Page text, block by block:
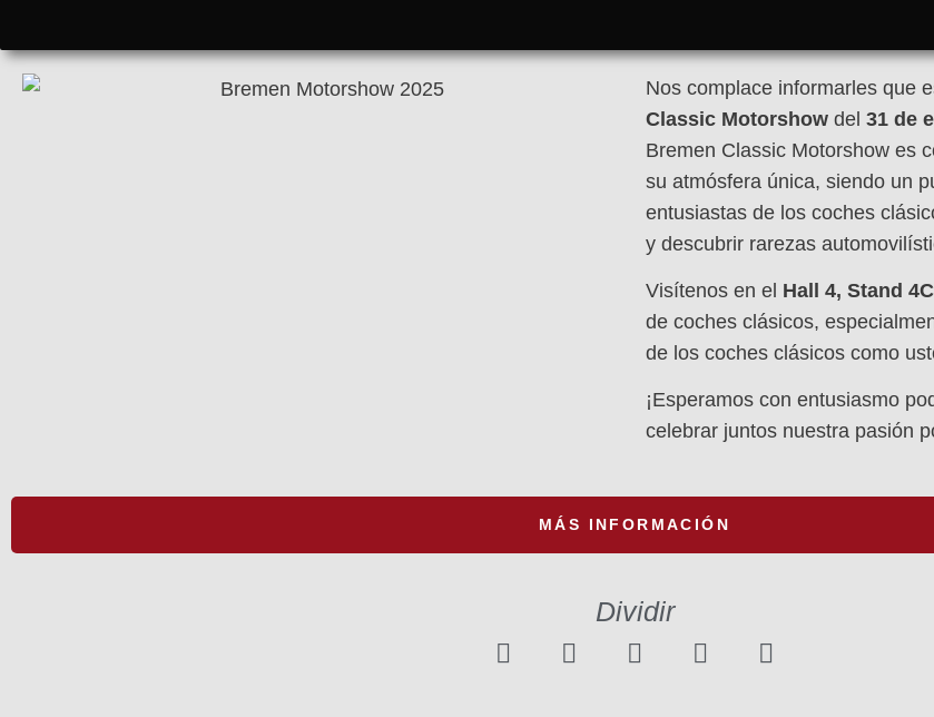
Nos complace informarles que
Classic Motorshow del 31 de
Bremen Classic Motorshow es
su atmósfera única, siendo un
entusiastas de los coches
y descubrir rarezas
Visítenos en el Hall 4, Stand
de coches clásicos,
de los coches clásicos como
¡Esperamos con entusiasmo
celebrar juntos nuestra pasión
MÁS INFORMACIÓN
Dividir